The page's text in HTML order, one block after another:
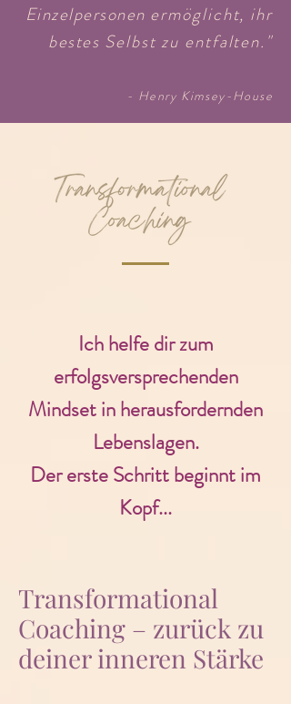
Einzelpersonen ermöglicht, ihr
bestes Selbst zu entfalten."
- Henry Kimsey-House
Ich helfe dir zum
erfolgsversprechenden
Mindset in herausfordernden
Lebenslagen.
Der erste Schritt beginnt im
Kopf...
Transformational
Coaching – zurück zu
deiner inneren Stärke